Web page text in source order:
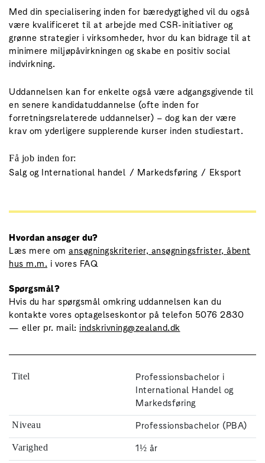
Med din specialisering inden for bæredygtighed vil du også
være kvalificeret til at arbejde med CSR-initiativer og
grønne strategier i virksomheder, hvor du kan bidrage til at
minimere miljøpåvirkningen og skabe en positiv social
indvirkning.
Uddannelsen kan for enkelte også være adgangsgivende til
en senere kandidatuddannelse (ofte inden for
forretningsrelaterede uddannelser) – dog kan der være
krav om yderligere supplerende kurser inden studiestart.
Få job inden for:
Salg og International handel Markedsføring Eksport
Hvordan ansøger du?
Læs mere om ansøgningskriterier, ansøgningsfrister, åbent
hus m.m. i vores FAQ
Spørgsmål?
Hvis du har spørgsmål omkring uddannelsen kan du
kontakte vores optagelseskontor på telefon 5076 2830
— eller pr. mail: indskrivning@zealand.dk
Titel
Professionsbachelor i
International Handel og
Markedsføring
Niveau Professionsbachelor (PBA)
Varighed 1½ år